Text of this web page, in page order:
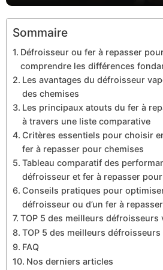
Sommaire
Défroisseur ou fer à repasser
comprendre les différences
Les avantages du défroisseur
des chemises
Les principaux atouts du fer à
à travers une liste comparative
Critères essentiels pour choisir
fer à repasser pour chemises
Tableau comparatif des
défroisseur et fer à repasser
Conseils pratiques pour optimiser
défroisseur ou d’un fer à
TOP 5 des meilleurs défroisseurs
TOP 5 des meilleurs
FAQ
Nos derniers articles